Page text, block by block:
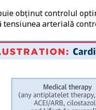
obținut controlul
arterială